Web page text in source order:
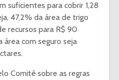
suficientes para cobrir 1,28
47,2% da área de trigo
recursos para R$ 90
área com seguro seja
Comitê sobre as regras